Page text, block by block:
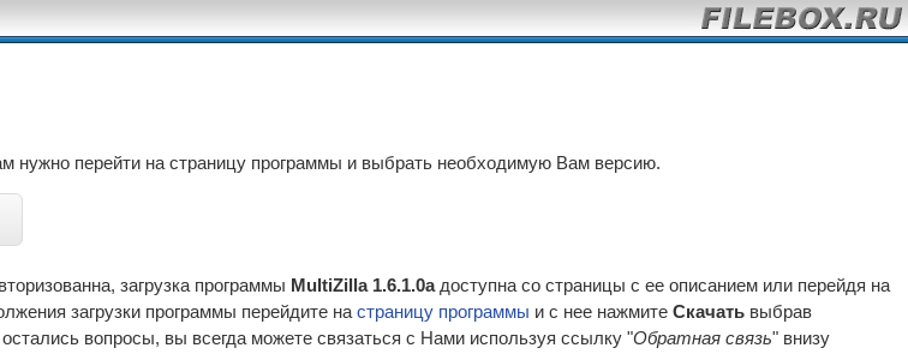
нужно перейти на страницу программы и выбрать необходимую Вам версию.
загрузка программы MultiZilla 1.6.1.0aдоступна со страницы с ее описанием или перейдя на
загрузки программы перейдите на страницу программы и с нее нажмите Скачать выбрав
вопросы, вы всегда можете связаться с Нами используя ссылку "Обратная связь" внизу